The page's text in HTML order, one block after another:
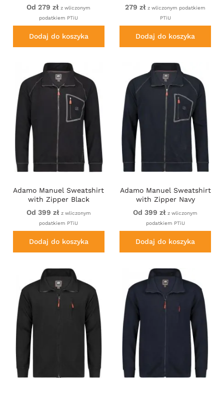
Od 279 zł z wliczonym
podatkiem PTiU
Dodaj do koszyka
279 zł z wliczonym podatkiem
PTiU
Dodaj do koszyka
Adamo Manuel Sweatshirt
with Zipper Black
Od 399 zł z wliczonym
podatkiem PTiU
Dodaj do koszyka
Adamo Manuel Sweatshirt
with Zipper Navy
Od 399 zł z wliczonym
podatkiem PTiU
Dodaj do koszyka